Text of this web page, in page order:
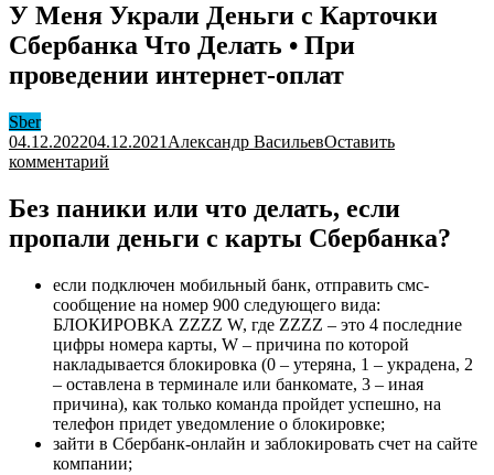
У Меня Украли Деньги с Карточки
Сбербанка Что Делать • При
проведении интернет-оплат
Sber
04.12.202204.12.2021 Александр ВасильевОставить
комментарий
Украли
Деньги
Карточки
Сбербанка
Что
Делать
•
При
проведении
интернет-
оплат
Без паники или что делать, если
пропали деньги с карты Сбербанка?
если подключен мобильный банк, отправить смс-
сообщение на номер 900 следующего вида:
БЛОКИРОВКА ZZZZ W, где ZZZZ – это 4 последние
цифры номера карты, W – причина по которой
накладывается блокировка (0 – утеряна, 1 – украдена, 2
– оставлена в терминале или банкомате, 3 – иная
причина), как только команда пройдет успешно, на
телефон придет уведомление о блокировке;
зайти в Сбербанк-онлайн и заблокировать счет на сайте
компании;